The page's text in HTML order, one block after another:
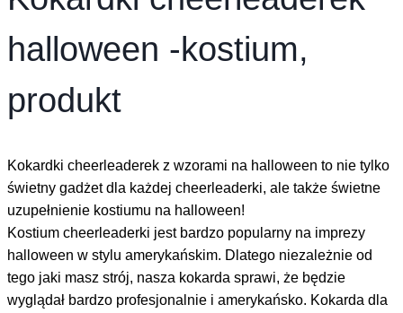
halloween -kostium,
produkt
Kokardki cheerleaderek z wzorami na halloween to nie tylko
świetny gadżet dla każdej cheerleaderki, ale także świetne
uzupełnienie kostiumu na halloween!
Kostium cheerleaderki jest bardzo popularny na imprezy
halloween w stylu amerykańskim. Dlatego niezależnie od
tego jaki masz strój, nasza kokarda sprawi, że będzie
wyglądał bardzo profesjonalnie i amerykańsko. Kokarda dla